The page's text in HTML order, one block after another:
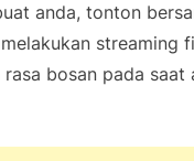
anda, tonton
streaming
bosan pada saat